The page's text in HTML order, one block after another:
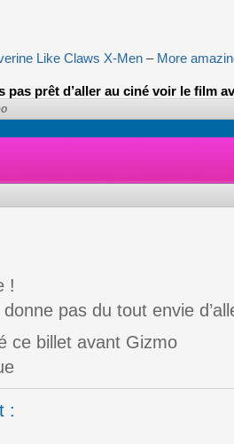
Like Claws X-Men – More
pas prêt d’aller au ciné voir le film
!
pas du tout envie
ce billet avant Gizmo
: